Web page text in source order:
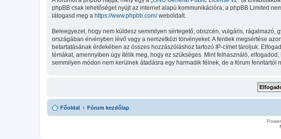
phpBB csak lehetőséget nyújt az internet alapú kommunikációra; a phpBB Limited
látogasd meg a https://www.phpbb.com/weboldalt.
Beleegyezel, hogy nem küldesz semmilyen sértegető, obszcén, vulgáris,
országában érvényben lévő vagy a nemzetközi törvényeket. A fentiek megsértése
betartatásának érdekében az összes hozzászóláshoz tartozó IP-címet tároljuk.
témákat, amennyiben úgy ítélik meg, hogy ez szükséges. Mint felhasználó,
semmilyen módon nem kerülnek átadásra egy harmadik félnek, de a fórum fenntartói
Főoldal Fórum kezdőlap